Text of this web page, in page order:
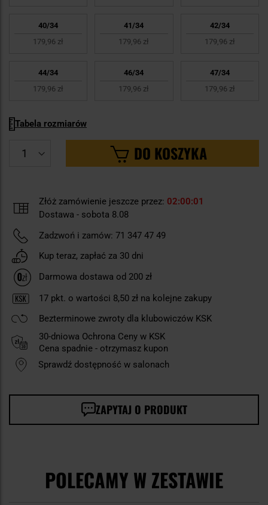
40/34
179,96 zł
41/34
179,96 zł
42/34
179,96 zł
44/34
179,96 zł
46/34
179,96 zł
47/34
179,96 zł
Tabela rozmiarów
DO KOSZYKA
Złóż zamówienie jeszcze przez: 02 00 00
Dostawa - sobota 8.08
Zadzwoń i zamów: 71 347 47 49
Kup teraz, zapłać za 30 dni
Darmowa dostawa od 200 zł
17 pkt. o wartości 8,50 zł na kolejne zakupy
Bezterminowe zwroty dla klubowiczów KSK
30-dniowa Ochrona Ceny w KSK
Cena spadnie - otrzymasz kupon
Sprawdź dostępność w salonach
ZAPYTAJ O PRODUKT
POLECAMY W ZESTAWIE